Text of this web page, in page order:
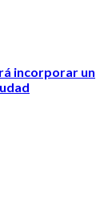
incorporar un